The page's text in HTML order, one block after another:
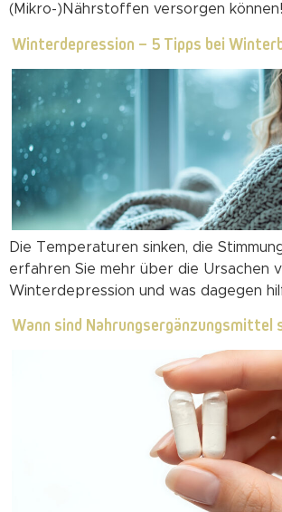
(Mikro-)Nährstoffen versorgen können!
Winterdepression – 5 Tipps bei
Die Temperaturen sinken, die
erfahren Sie mehr über die Ursachen
Winterdepression und was dagegen
Wann sind Nahrungsergänzungsmittel